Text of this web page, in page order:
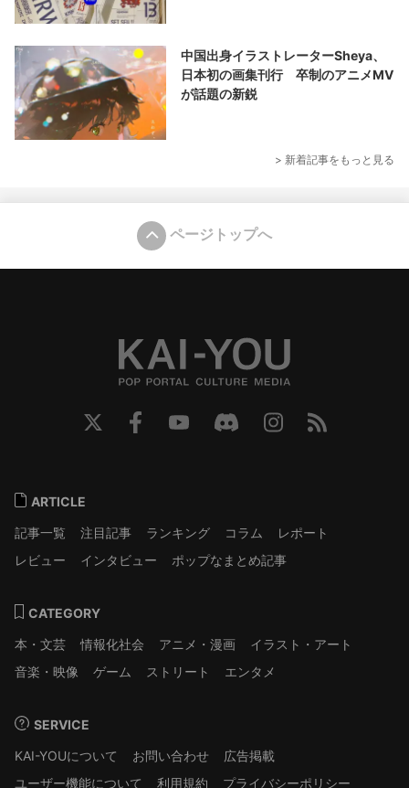
中国出身イラストレーターSheya、
日本初の画集刊行 卒制のアニメMV
が話題の新鋭
> 新着記事をもっと見る
ページトップへ
ARTICLE
記事一覧
注目記事 ランキング コラム
レポート
レビュー
インタビュー ポップなまとめ記事
CATEGORY
本・文芸
情報化社会 アニメ・漫画
イラスト・アート
音楽・映像
ゲーム ストリート エンタメ
SERVICE
KAI-YOUについて
お問い合わせ
広告掲載
ユーザー機能について
利用規約 プライバシーポリシー